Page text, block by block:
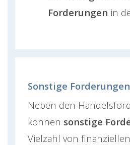
Forderungen in
Sonstige Forderungen
Neben den
können sonstige
Vielzahl von